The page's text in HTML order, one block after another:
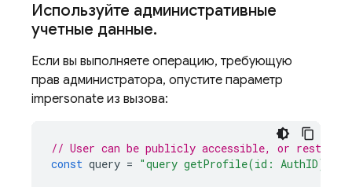
Используйте административные
учетные данные.
Если вы выполняете операцию, требующую
прав администратора, опустите параметр
impersonate из вызова:
// User can be publicly accessible, or
const query = "query getProfile(id: AuthID) {